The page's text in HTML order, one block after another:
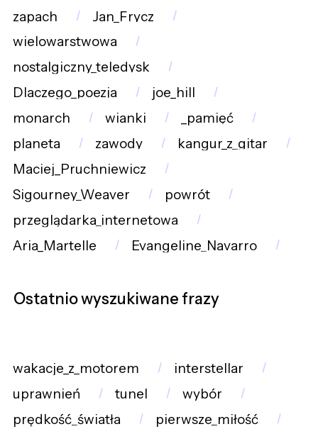
zapach
Jan_Frycz
wielowarstwowa
nostalgiczny_teledysk
Dlaczego_poezja
joe_hill
monarch
wianki
_pamięć
planeta
zawody
kangur_z_gitar
Maciej_Pruchniewicz
Sigourney_Weaver
powrót
przeglądarka_internetowa
Aria_Martelle
Evangeline_Navarro
Ostatnio wyszukiwane frazy
wakacje_z_motorem
interstellar
uprawnień
tunel
wybór
prędkość_światła
pierwsze_miłość